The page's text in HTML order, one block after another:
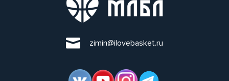
zimin@ilovebasket.ru